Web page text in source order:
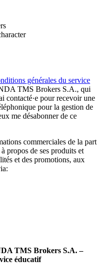
générales du service
TMS Brokers S.A., qui
contacté·e pour recevoir une
pour la gestion de
me désabonner de ce
commerciales de la part
propos de ses produits et
et des promotions, aux
TMS Brokers S.A. –
éducatif